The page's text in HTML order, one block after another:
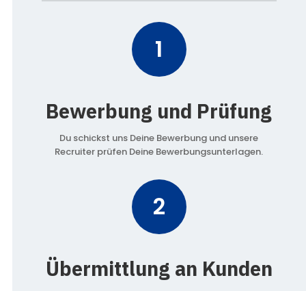
1
Bewerbung und Prüfung
Du schickst uns Deine Bewerbung und unsere
Recruiter prüfen Deine Bewerbungsunterlagen.
2
Übermittlung an Kunden